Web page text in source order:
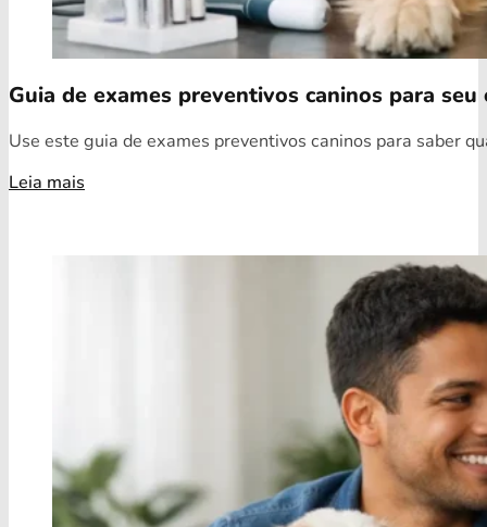
Guia de exames preventivos caninos para seu
Use este guia de exames preventivos caninos para saber
Leia mais